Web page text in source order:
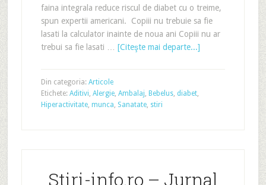
faina integrala reduce riscul de diabet cu o treime,
spun expertii americani. Copiii nu trebuie sa fie
lasati la calculator inainte de noua ani Copiii nu ar
trebui sa fie lasati … [Citeşte mai departe...]
Din categoria: Articole
Etichete: Aditivi, Alergie, Ambalaj, Bebelus, diabet,
Hiperactivitate, munca, Sanatate, stiri
Stiri-info.ro – Jurnal